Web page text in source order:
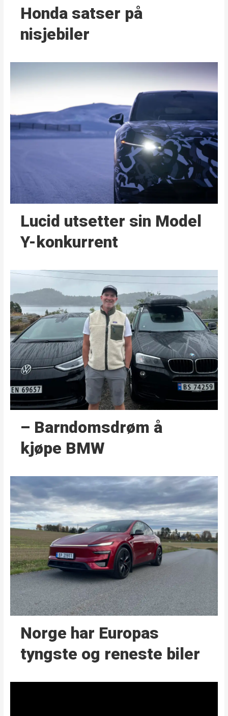
Honda satser på
nisjebiler
Lucid utsetter sin Model
Y-konkurrent
– Barndoms­drøm å
kjøpe BMW
Norge har Europas
tyngste og reneste biler